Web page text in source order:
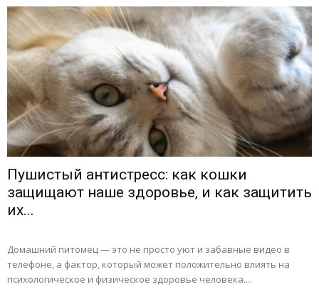
Пушистый антистресс: как кошки
защищают наше здоровье, и как защитить
их...
Домашний питомец — это не просто уют и забавные видео в
телефоне, а фактор, который может положительно влиять на
психологическое и физическое здоровье человека....